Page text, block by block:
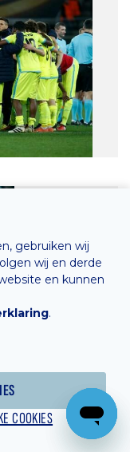
gebruiken wij
wij en derde
en kunnen
.
COOKIES